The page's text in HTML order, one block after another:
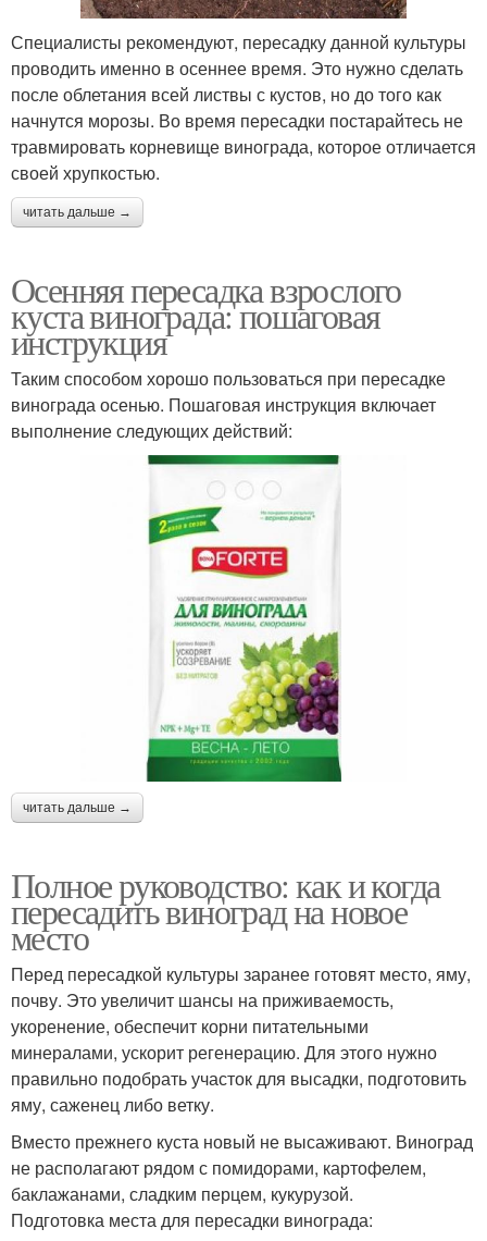
Специалисты рекомендуют, пересадку данной культуры
проводить именно в осеннее время. Это нужно сделать
после облетания всей листвы с кустов, но до того как
начнутся морозы. Во время пересадки постарайтесь не
травмировать корневище винограда, которое отличается
своей хрупкостью.
читать дальше →
Осенняя пересадка взрослого
куста винограда: пошаговая
инструкция
Таким способом хорошо пользоваться при пересадке
винограда осенью. Пошаговая инструкция включает
выполнение следующих действий:
читать дальше →
Полное руководство: как и когда
пересадить виноград на новое
место
Перед пересадкой культуры заранее готовят место, яму,
почву. Это увеличит шансы на приживаемость,
укоренение, обеспечит корни питательными
минералами, ускорит регенерацию. Для этого нужно
правильно подобрать участок для высадки, подготовить
яму, саженец либо ветку.
Вместо прежнего куста новый не высаживают. Виноград
не располагают рядом с помидорами, картофелем,
баклажанами, сладким перцем, кукурузой.
Подготовка места для пересадки винограда: